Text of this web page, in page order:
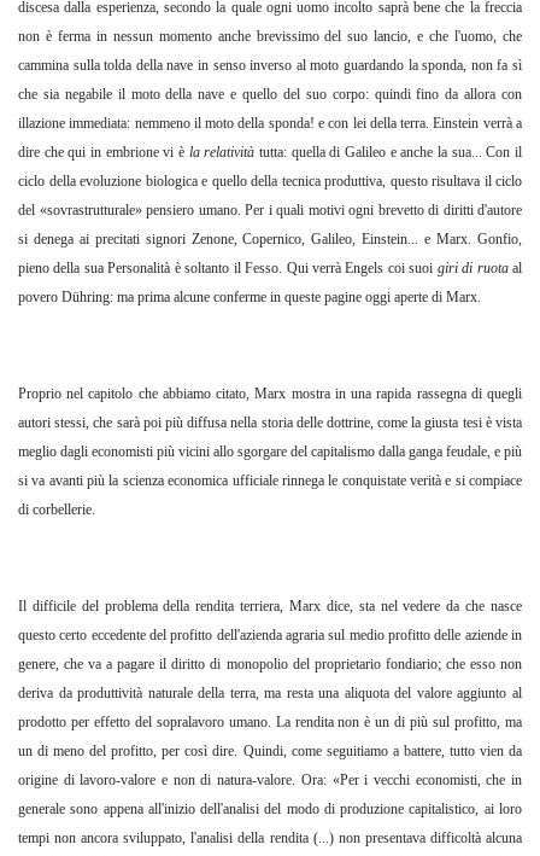
discesa dalla esperienza, secondo la quale ogni uomo incolto saprà bene che la freccia
non è ferma in nessun momento anche brevissimo del suo lancio, e che l'uomo, che
cammina sulla tolda della nave in senso inverso al moto guardando la sponda, non fa sì
che sia negabile il moto della nave e quello del suo corpo: quindi fino da allora con
illazione immediata: nemmeno il moto della sponda! e con lei della terra. Einstein verrà a
dire che qui in embrione vi è la relativitàtutta: quella di Galileo e anche la sua... Con il
ciclo della evoluzione biologica e quello della tecnica produttiva, questo risultava il ciclo
del «sovrastrutturale» pensiero umano. Per i quali motivi ogni brevetto di diritti d'autore
si denega ai precitati signori Zenone, Copernico, Galileo, Einstein... e Marx. Gonfio,
pieno della sua Personalità è soltanto il Fesso. Qui verrà Engels coi suoi giri di ruota al
povero Dühring: ma prima alcune conferme in queste pagine oggi aperte di Marx.
Proprio nel capitolo che abbiamo citato, Marx mostra in una rapida rassegna di quegli
autori stessi, che sarà poi più diffusa nella storia delle dottrine, come la giusta tesi è vista
meglio dagli economisti più vicini allo sgorgare del capitalismo dalla ganga feudale, e più
si va avanti più la scienza economica ufficiale rinnega le conquistate verità e si compiace
di corbellerie.
Il difficile del problema della rendita terriera, Marx dice, sta nel vedere da che nasce
questo certo eccedente del profitto dell'azienda agraria sul medio profitto delle aziende in
genere, che va a pagare il diritto di monopolio del proprietario fondiario; che esso non
deriva da produttività naturale della terra, ma resta una aliquota del valore aggiunto al
prodotto per effetto del sopralavoro umano. La rendita non è un di più sul profitto, ma
un di meno del profitto, per così dire. Quindi, come seguitiamo a battere, tutto vien da
origine di lavoro-valore e non di natura-valore. Ora: «Per i vecchi economisti, che in
generale sono appena all'inizio dell'analisi del modo di produzione capitalistico, ai loro
tempi non ancora sviluppato, l'analisi della rendita (...) non presentava difficoltà alcuna